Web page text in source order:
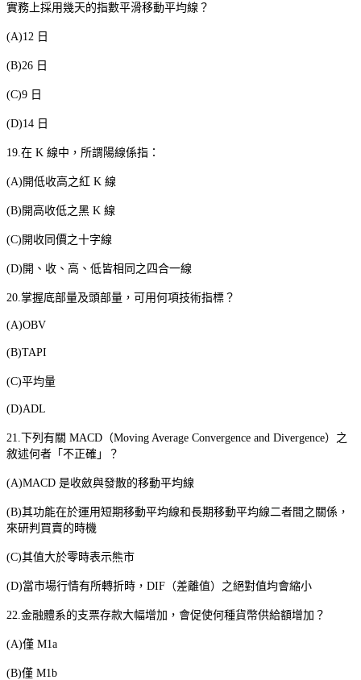
實務上採用幾天的指數平滑移動平均線？
(A)12 日
(B)26 日
(C)9 日
(D)14 日
19. 在 K 線中，所謂陽線係指：
(A) 開低收高之紅 K 線
(B) 開高收低之黑 K 線
(C) 開收同價之十字線
(D) 開、收、高、低皆相同之四合一線
20. 掌握底部量及頭部量，可用何項技術指標？
(A)OBV
(B)TAPI
(C)平均量
(D)ADL
21. 下列有關 MACD （Moving Average Convergence and Divergence）之
敘述何者「不正確」？
(A)MACD 是收斂與發散的移動平均線
(B)其功能在於運用短期移動平均線和長期移動平均線二者間之關係，
來研判買賣的時機
(C)其值大於零時表示熊市
(D)當市場行情有所轉折時， DIF （差離值）之絕對值均會縮小
22. 金融體系的支票存款大幅增加，會促使何種貨幣供給額增加？
(A)僅 M1a
(B)僅 M1b